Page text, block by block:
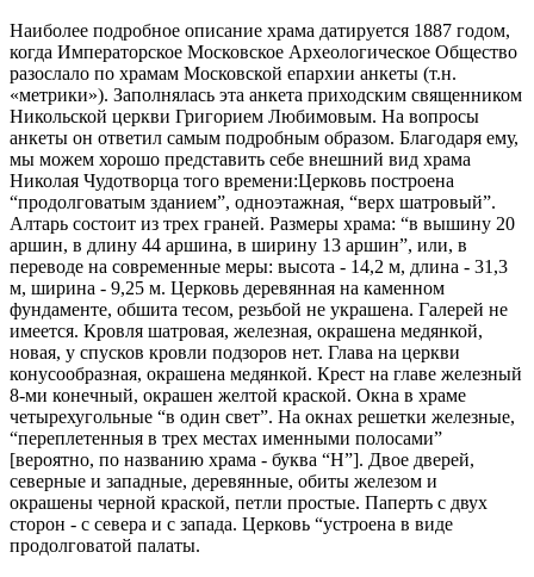
Наиболее подробное описание храма датируется 1887 годом,
когда Императорское Московское Археологическое Общество
разослало по храмам Московской епархии анкеты (т.н.
«метрики»). Заполнялась эта анкета приходским священником
Никольской церкви Григорием Любимовым. На вопросы
анкеты он ответил самым подробным образом. Благодаря ему,
мы можем хорошо представить себе внешний вид храма
Николая Чудотворца того времени:Церковь построена
“продолговатым зданием”, одноэтажная, “верх шатровый”.
Алтарь состоит из трех граней. Размеры храма: “в вышину 20
аршин, в длину 44 аршина, в ширину 13 аршин”, или, в
переводе на современные меры: высота - 14,2 м, длина - 31,3
м, ширина - 9,25 м. Церковь деревянная на каменном
фундаменте, обшита тесом, резьбой не украшена. Галерей не
имеется. Кровля шатровая, железная, окрашена медянкой,
новая, у спусков кровли подзоров нет. Глава на церкви
конусообразная, окрашена медянкой. Крест на главе железный
8-ми конечный, окрашен желтой краской. Окна в храме
четырехугольные “в один свет”. На окнах решетки железные,
“переплетенныя в трех местах именными полосами”
[вероятно, по названию храма - буква “Н”]. Двое дверей,
северные и западные, деревянные, обиты железом и
окрашены черной краской, петли простые. Паперть с двух
сторон - с севера и с запада. Церковь “устроена в виде
продолговатой палаты.